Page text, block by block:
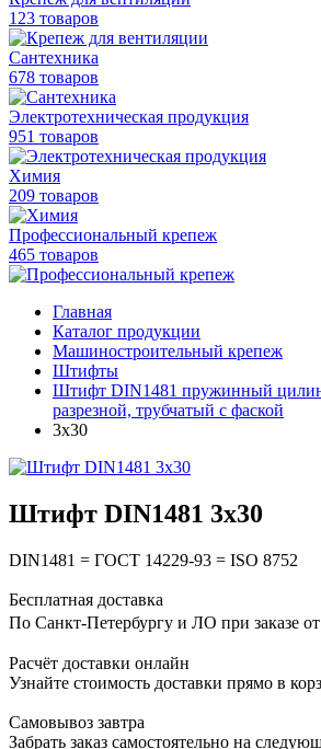
123 товаров
Сантехника
678 товаров
Электротехническая продукция
951 товаров
Химия
209 товаров
Профессиональный крепеж
465 товаров
Главная
Каталог продукции
Машиностроительный крепеж
Штифты
Штифт DIN1481 пружинный
разрезной, трубчатый с фаской
3х30
Штифт DIN1481 3х30
DIN1481 = ГОСТ 14229-93 = ISO 8752
Бесплатная доставка
По Санкт-Петербургу и ЛО при заказе
Расчёт доставки онлайн
Узнайте стоимость доставки прямо в
Самовывоз завтра
Забрать заказ самостоятельно на